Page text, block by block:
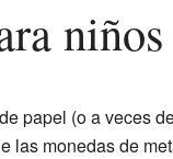
niños
papel (o a veces
las monedas de